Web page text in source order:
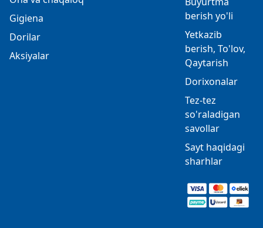
Gigiena
Dorilar
Aksiyalar
berish yo'li
Yetkazib
berish, To'lov,
Qaytarish
Dorixonalar
Tez-tez
so'raladigan
savollar
Sayt haqidagi
sharhlar